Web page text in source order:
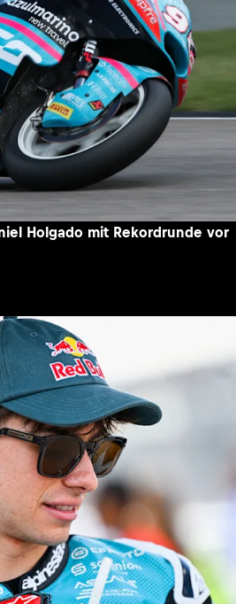
Holgado mit Rekordrunde vor